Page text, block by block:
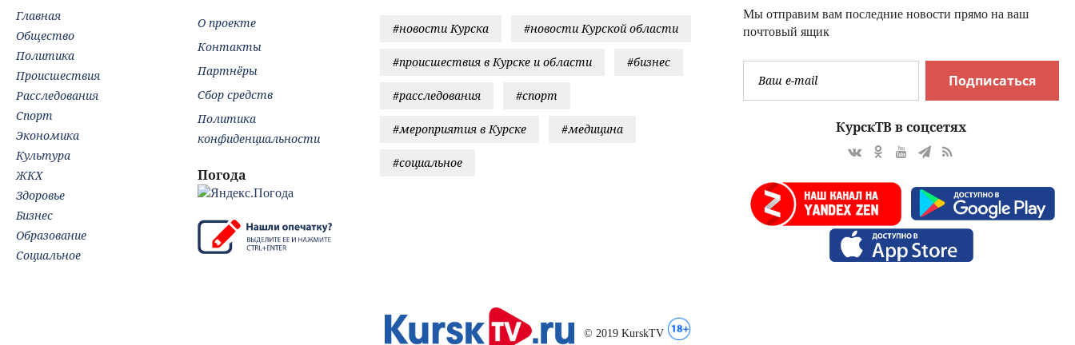
Тверь ново
Мы отправим вам последние новости прямо на ваш
почтовый ящик
Подписаться
КурскТВ в соцсетях
#новости Курска #новости Курской области
#происшествия в Курске и области #бизнес
#расследования #спорт
#мероприятия в Курске #медицина
#социальное
Главная
Общество
Политика
Происшествия
Расследования
Спорт
Экономика
Культура
ЖКХ
Здоровье
Бизнес
Образование
Социальное
О проекте
Контакты
Партнёры
Сбор средств
Политика
конфиденциальности
Погода
© 2019 KurskTV